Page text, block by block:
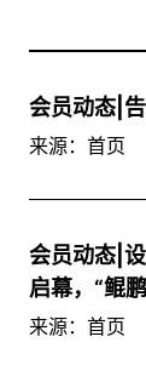
会员动态|
来源：首页
会员动态|
启幕，“鲲
来源：首页